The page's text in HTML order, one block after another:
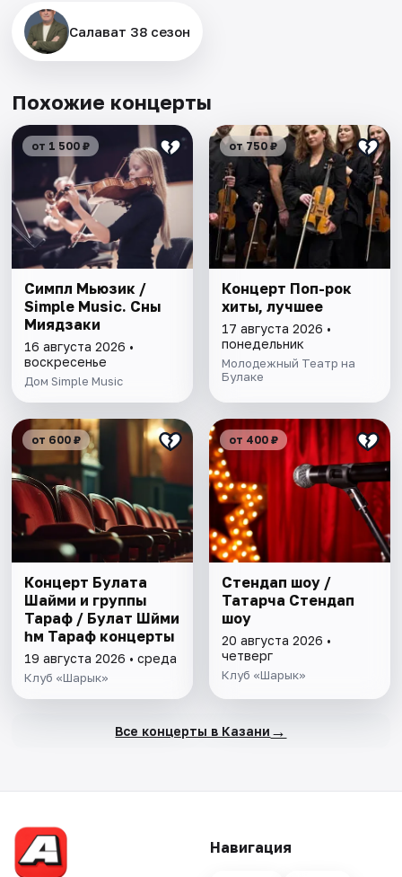
Салават 38 сезон
Похожие концерты
от 1 500 ₽
Симпл Мьюзик /
Simple Music. Сны
Миядзаки
16 августа 2026 •
воскресенье
Дом Simple Music
от 750 ₽
Концерт Поп-рок
хиты, лучшее
17 августа 2026 •
понедельник
Молодежный Театр на
Булаке
от 600 ₽
Концерт Булата
Шайми и группы
Тараф / Булат Шәйми
һәм Тараф концерты
19 августа 2026 • среда
Клуб «Шарык»
от 400 ₽
Стендап шоу /
Татарча Стендап
шоу
20 августа 2026 •
четверг
Клуб «Шарык»
Все концерты в Казани →
Навигация